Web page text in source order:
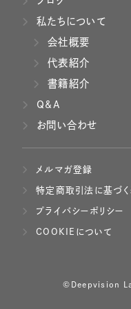
私たちについて
会社概要
代表紹介
書籍紹介
Q&A
お問い合わせ
メルマガ登録
特定商取引法に基づ
プライバシーポリシー
COOKIEについて
©Deepvision